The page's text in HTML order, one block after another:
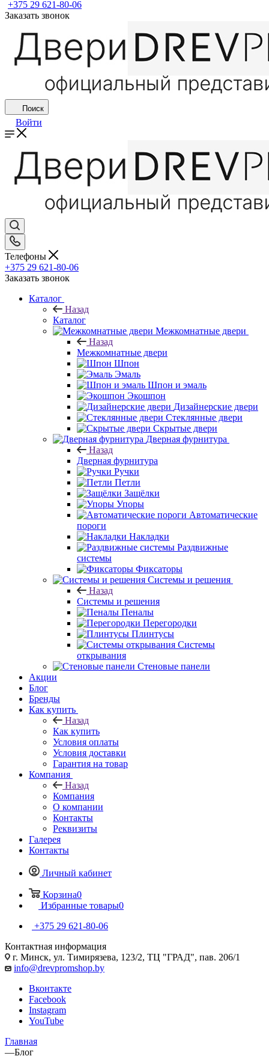
+375 29 621-80-06
Заказать звонок
Поиск
Войти
Телефоны
+375 29 621-80-06
Заказать звонок
Каталог
Назад
Каталог
Межкомнатные двери
Назад
Межкомнатные двери
Шпон
Эмаль
Шпон и эмаль
Экошпон
Дизайнерские двери
Стеклянные двери
Скрытые двери
Дверная фурнитура
Назад
Дверная фурнитура
Ручки
Петли
Защёлки
Упоры
Автоматические
пороги
Накладки
Раздвижные
системы
Фиксаторы
Системы и решения
Назад
Системы и решения
Пеналы
Перегородки
Плинтусы
Системы
открывания
Стеновые панели
Акции
Блог
Бренды
Как купить
Назад
Как купить
Условия оплаты
Условия доставки
Гарантия на товар
Компания
Назад
Компания
О компании
Контакты
Реквизиты
Галерея
Контакты
Личный кабинет
Корзина0
Избранные товары0
+375 29 621-80-06
Контактная информация
г. Минск, ул. Тимирязева, 123/2, ТЦ "ГРАД", пав. 206/1
info@drevpromshop.by
Вконтакте
Facebook
Instagram
YouTube
Главная
—Блог